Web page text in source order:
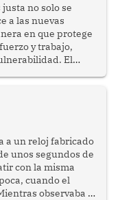
no solo se
a las nuevas
en que protege
y trabajo,
El
beneficiarios del
las políticas
en pobreza.
a un reloj fabricado
unos segundos de
con la misma
cuando el
observaba el